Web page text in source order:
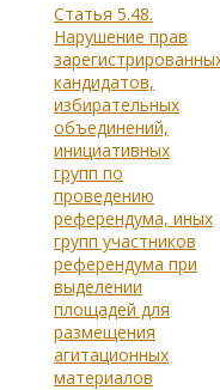
Статья 5.48.
Нарушение прав
кандидатов,
избирательных
объединений,
инициативных
групп по
проведению
референдума, иных
групп участников
референдума при
выделении
площадей для
размещения
агитационных
материалов